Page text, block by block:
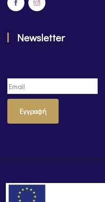
Newsletter
Εγγραφή